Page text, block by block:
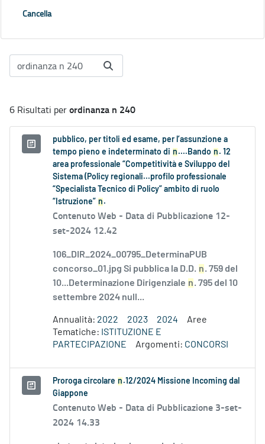
Cancella
6 Risultati perordinanza n 240
pubblico, per titoli ed esame, per l’assunzione a
tempo pieno e indeterminato di n ....Bando n . 12
area professionale “Competitività e Sviluppo del
Sistema (Policy regionali...profilo professionale
“Specialista Tecnico di Policy” ambito di ruolo
“Istruzione” n .
Contenuto Web - Data di Pubblicazione 12-
set-2024 12.42
106_DIR_2024_00795_DeterminaPUB
concorso_01.jpg Si pubblica la D.D. n. 759 del
10...Determinazione Dirigenziale n. 795 del 10
settembre 2024 null...
Annualità: 2022 2023 2024
Aree
Tematiche: ISTITUZIONE E
PARTECIPAZIONE
Argomenti: CONCORSI
Proroga circolare n .12/2024 Missione Incoming dal
Giappone
Contenuto Web - Data di Pubblicazione 3-set-
2024 14.33